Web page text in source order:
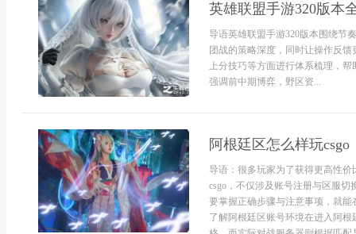
英雄联盟手游320版本
导语英雄联盟手游320版本围绕节
团战的策略深度，同时让操作反
上分技巧等方面进行体系梳理，
强调前中期博弈，野区资...
阿根廷区怎么样玩csgo
导语：很多玩家为了获得更高性
csgo，不仅涉及账号注册与区服
要掌握正确步骤与注意事项，就
了解阿根廷区账号环境在进入阿